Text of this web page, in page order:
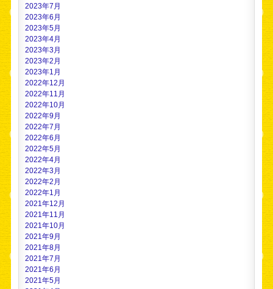
2023年7月
2023年6月
2023年5月
2023年4月
2023年3月
2023年2月
2023年1月
2022年12月
2022年11月
2022年10月
2022年9月
2022年7月
2022年6月
2022年5月
2022年4月
2022年3月
2022年2月
2022年1月
2021年12月
2021年11月
2021年10月
2021年9月
2021年8月
2021年7月
2021年6月
2021年5月